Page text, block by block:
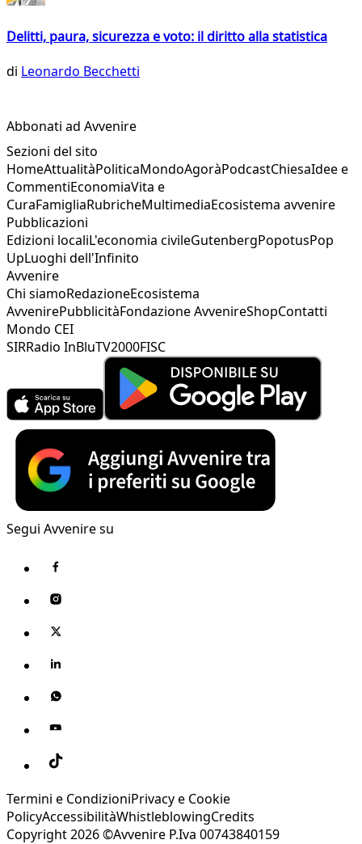
Delitti, paura, sicurezza e voto: il diritto alla statistica
di Leonardo Becchetti
Abbonati ad Avvenire
Sezioni del sito
HomeAttualitàPoliticaMondoAgoràPodcastChiesaIdee e
CommentiEconomiaVita e
CuraFamigliaRubricheMultimediaEcosistema avvenire
Pubblicazioni
Edizioni localiL'economia civileGutenbergPopotusPop
UpLuoghi dell'Infinito
Avvenire
Chi siamoRedazioneEcosistema
AvvenirePubblicitàFondazione AvvenireShopContatti
Mondo CEI
SIRRadio InBluTV2000FISC
Segui Avvenire su
Termini e CondizioniPrivacy e Cookie
PolicyAccessibilitàWhistleblowingCredits
Copyright 2026 ©Avvenire P.Iva 00743840159